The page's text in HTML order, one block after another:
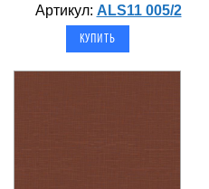
Артикул: ALS11 005/2